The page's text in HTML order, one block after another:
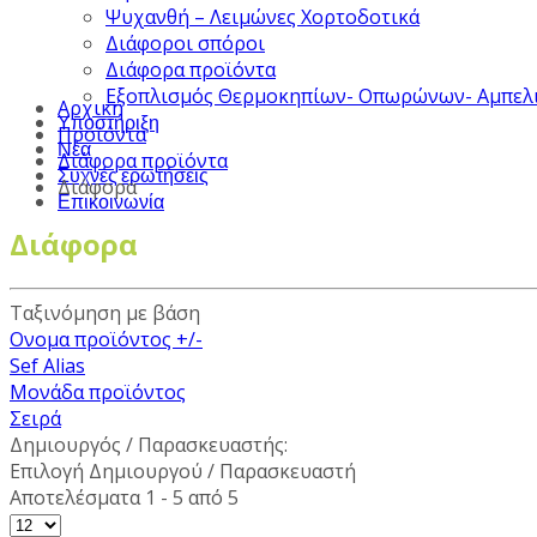
Ψυχανθή – Λειμώνες Χορτοδοτικά
Διάφοροι σπόροι
Διάφορα προϊόντα
Εξοπλισμός Θερμοκηπίων- Οπωρώνων-
Υποστήριξη
Νέα
Συχνές ερωτήσεις
Επικοινωνία
Αρχική
Προϊόντα
Διάφορα προϊόντα
Διάφορα
Διάφορα
Ταξινόμηση με βάση
Ονομα προϊόντος +/-
Sef Alias
Μονάδα προϊόντος
Σειρά
Δημιουργός / Παρασκευαστής:
Επιλογή Δημιουργού / Παρασκευαστή
Αποτελέσματα 1 - 5 από 5